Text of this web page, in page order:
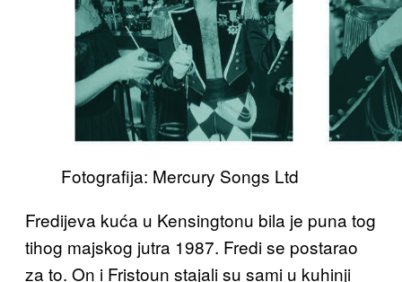
Fotografija: Mercury Songs Ltd
Fredijeva kuća u Kensingtonu bila je puna tog
tihog majskog jutra 1987. Fredi se postarao
za to. On i Fristoun stajali su sami u kuhinji